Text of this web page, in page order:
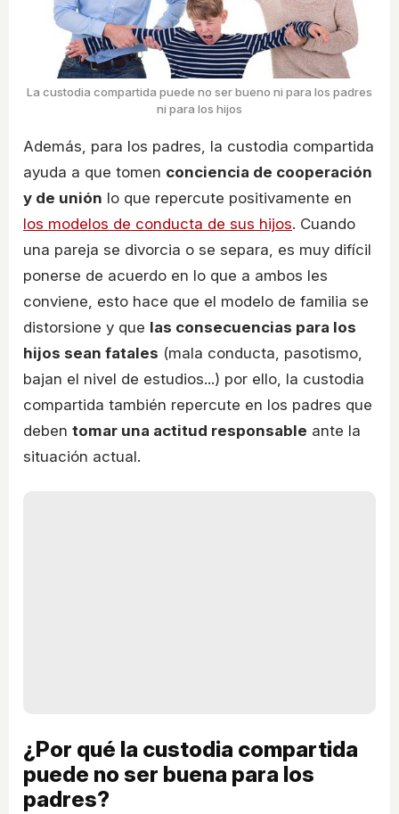
La custodia compartida puede no ser bueno ni para los padres
ni para los hijos
Además, para los padres, la custodia compartida
ayuda a que tomen conciencia de cooperación
y de unión lo que repercute positivamente en
los modelos de conducta de sus hijos. Cuando
una pareja se divorcia o se separa, es muy difícil
ponerse de acuerdo en lo que a ambos les
conviene, esto hace que el modelo de familia se
distorsione y que las consecuencias para los
hijos sean fatales (mala conducta, pasotismo,
bajan el nivel de estudios...) por ello, la custodia
compartida también repercute en los padres que
deben tomar una actitud responsable ante la
situación actual.
¿Por qué la custodia compartida
puede no ser buena para los
padres?